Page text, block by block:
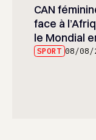
CAN
face à
le Mondial
SPORT 08/08/